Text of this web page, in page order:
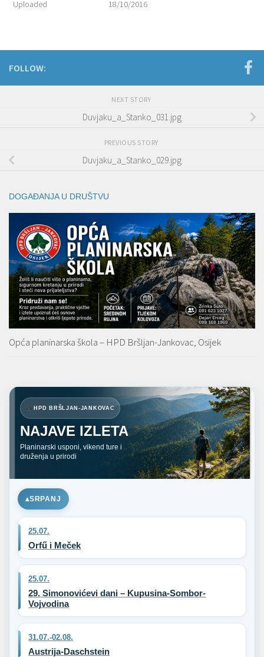
Uploaded 18/10/2016
FOLLOW:
NEXT STORY
Duvjaku_a_Stanko_031.jpg
PREVIOUS STORY
Duvjaku_a_Stanko_029.jpg
DOGAĐANJA U DRUŠTVU
Opća planinarska škola – HPD Bršljan-Jankovac, Osijek
HPD BRŠLJAN-JANKOVAC
NAJAVE IZLETA
Planinarski usponi, vikend ture i
druženja u prirodi
SRPANJ
25.07.
Orfű i Meček
25.07.
29. Simonovićevi dani – Kupusina-Sombor-
Vojvodina
31.07.-02.08.
Austrija-Daschstein